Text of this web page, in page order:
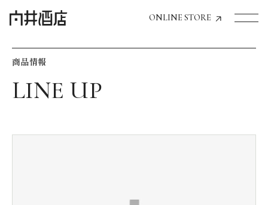
ONLINE STORE
飲食店経営のお客様
商品情報